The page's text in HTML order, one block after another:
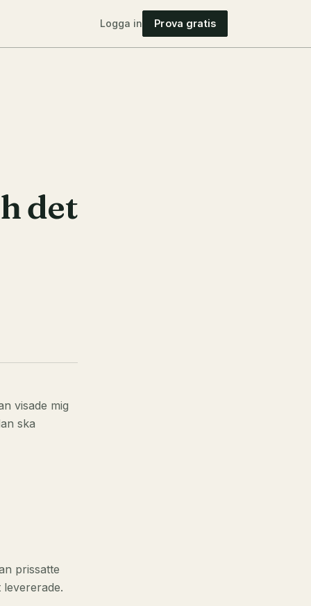
Logga in Prova gratis
det
visade mig
ska
prissatte